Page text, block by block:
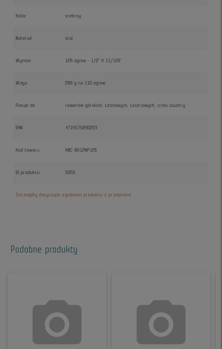
Kolor srebrny
Materiał stal
Wymiar 126 ogniw - 1/2" X 11/128"
Waga 268 g na 110 ogniw
Pasuje do rowerów górskich, szosowych, szutrowych, cross country
EAN 4715575890203
Kod towaru KMC-BX12NP126
ID produktu 5050
Szczegóły dotyczące zgodności produktu z przepisami
Podobne produkty